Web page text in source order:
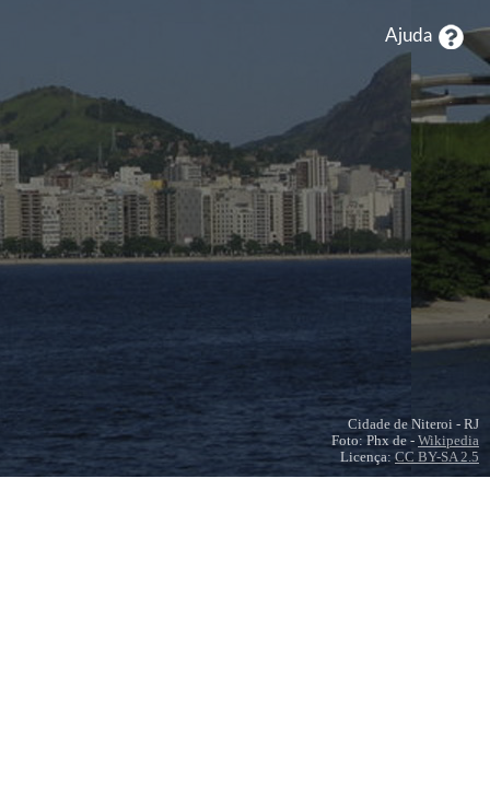
DOAÇÕESBAZARES INSTITUCIONALCAMPANHAS
Ajuda
Cidade de Niteroi - RJ
Foto: Phx de - Wikipedia
Licença: CC BY-SA 2.5